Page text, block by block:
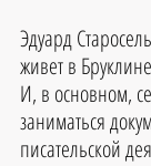
Эдуард
живет в
И, в основном,
заниматься
писательской